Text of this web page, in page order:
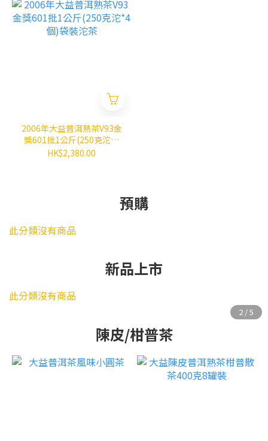
2006年大益普洱熟茶V93金
獎601批1公斤(250克沱*4
個)袋裝沱茶
HK$2,380.00
預購
此分類沒有商品
新品上市
此分類沒有商品
陳皮/柑普茶